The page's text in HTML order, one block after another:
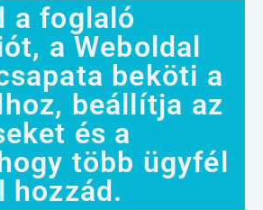
a foglaló
a Weboldal
beköti a
beállítja az
és a
több ügyfél
hozzád.